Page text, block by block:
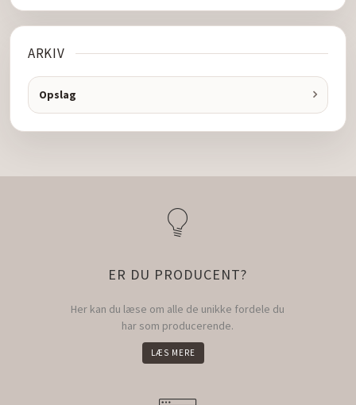
ARKIV
Opslag
ER DU PRODUCENT?
Her kan du læse om alle de unikke fordele du
har som producerende.
LÆS MERE